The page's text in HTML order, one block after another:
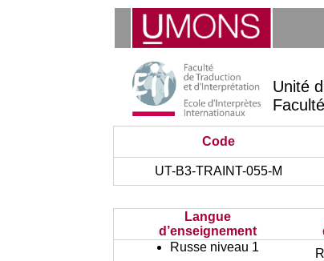
Unité
Code
UT-B3-TRAINT-055-M
Langue
d’enseignement
Russe niveau 1